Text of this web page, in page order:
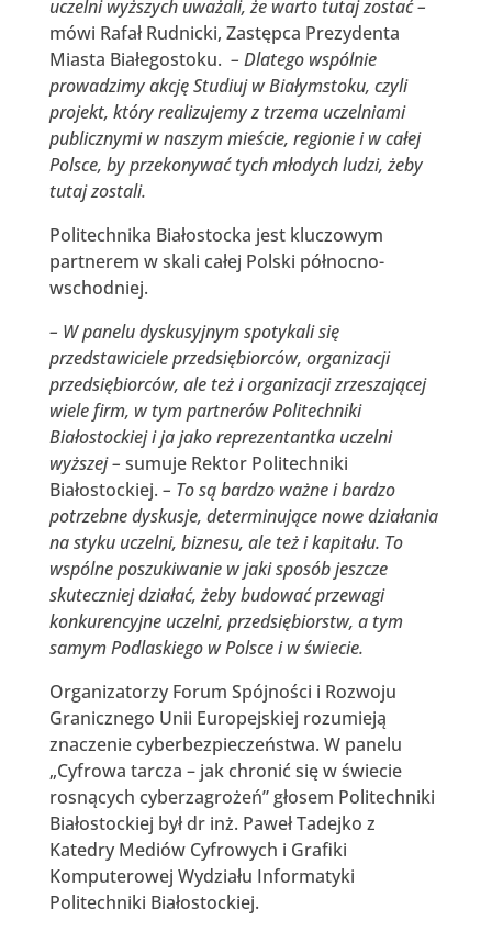
uczelni wyższych uważali, że warto tutaj zostać –
mówi Rafał Rudnicki, Zastępca Prezydenta
Miasta Białegostoku. – Dlatego wspólnie
prowadzimy akcję Studiuj w Białymstoku, czyli
projekt, który realizujemy z trzema uczelniami
publicznymi w naszym mieście, regionie i w całej
Polsce, by przekonywać tych młodych ludzi, żeby
tutaj zostali.
Politechnika Białostocka jest kluczowym
partnerem w skali całej Polski północno-
wschodniej.
– W panelu dyskusyjnym spotykali się
przedstawiciele przedsiębiorców, organizacji
przedsiębiorców, ale też i organizacji zrzeszającej
wiele firm, w tym partnerów Politechniki
Białostockiej i ja jako reprezentantka uczelni
wyższej – sumuje Rektor Politechniki
Białostockiej. – To są bardzo ważne i bardzo
potrzebne dyskusje, determinujące nowe działania
na styku uczelni, biznesu, ale też i kapitału. To
wspólne poszukiwanie w jaki sposób jeszcze
skuteczniej działać, żeby budować przewagi
konkurencyjne uczelni, przedsiębiorstw, a tym
samym Podlaskiego w Polsce i w świecie.
Organizatorzy Forum Spójności i Rozwoju
Granicznego Unii Europejskiej rozumieją
znaczenie cyberbezpieczeństwa. W panelu
„Cyfrowa tarcza – jak chronić się w świecie
rosnących cyberzagrożeń” głosem Politechniki
Białostockiej był dr inż. Paweł Tadejko z
Katedry Mediów Cyfrowych i Grafiki
Komputerowej Wydziału Informatyki
Politechniki Białostockiej.